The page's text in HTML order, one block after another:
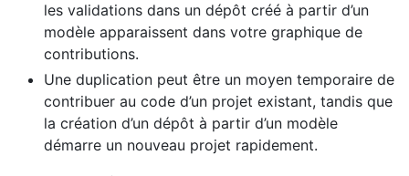
les validations dans un dépôt créé à partir d’un
modèle apparaissent dans votre graphique de
contributions.
Une duplication peut être un moyen temporaire de
contribuer au code d’un projet existant, tandis que
la création d’un dépôt à partir d’un modèle
démarre un nouveau projet rapidement.